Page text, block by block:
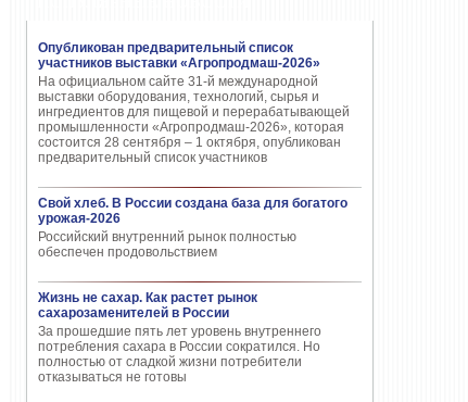
Опубликован предварительный список
участников выставки «Агропродмаш-2026»
На официальном сайте 31-й международной
выставки оборудования, технологий, сырья и
ингредиентов для пищевой и перерабатывающей
промышленности «Агропродмаш-2026», которая
состоится 28 сентября – 1 октября, опубликован
предварительный список участников
Свой хлеб. В России создана база для богатого
урожая-2026
Российский внутренний рынок полностью
обеспечен продовольствием
Жизнь не сахар. Как растет рынок
сахарозаменителей в России
За прошедшие пять лет уровень внутреннего
потребления сахара в России сократился. Но
полностью от сладкой жизни потребители
отказываться не готовы